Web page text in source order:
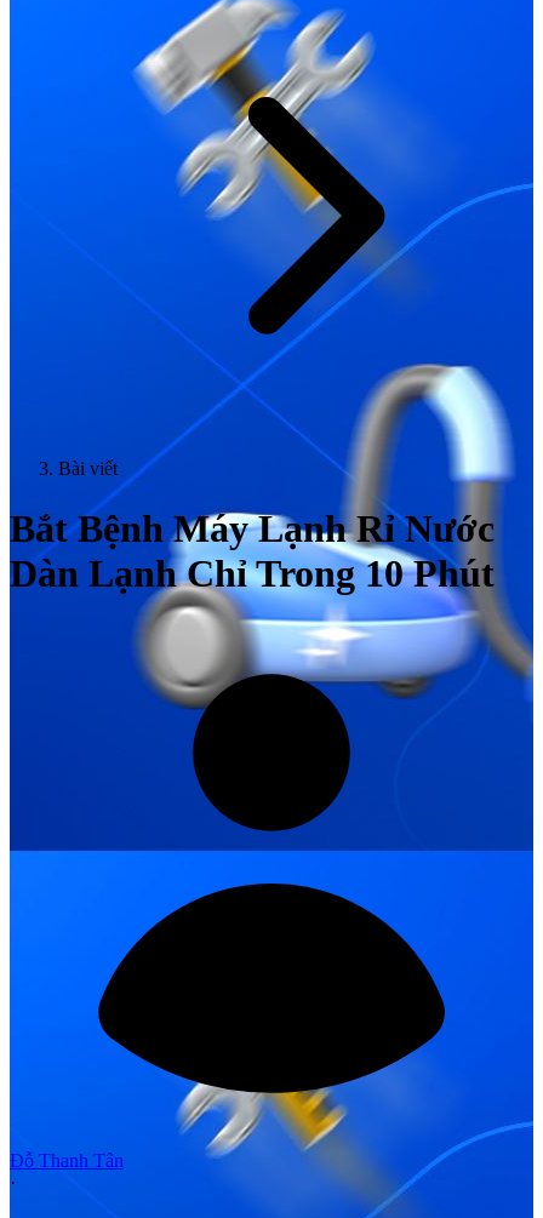
Bài viết
Bắt Bệnh Máy Lạnh Rỉ Nước
Dàn Lạnh Chỉ Trong 10 Phút
Đỗ Thanh Tân
·